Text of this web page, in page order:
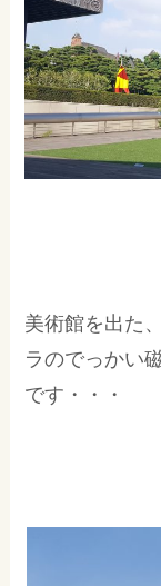
美術館を出た
ラのでっかい
です・・・